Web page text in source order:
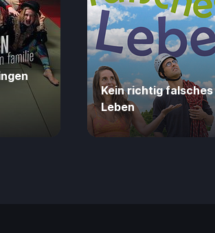
Kein richtig falsches
Leben